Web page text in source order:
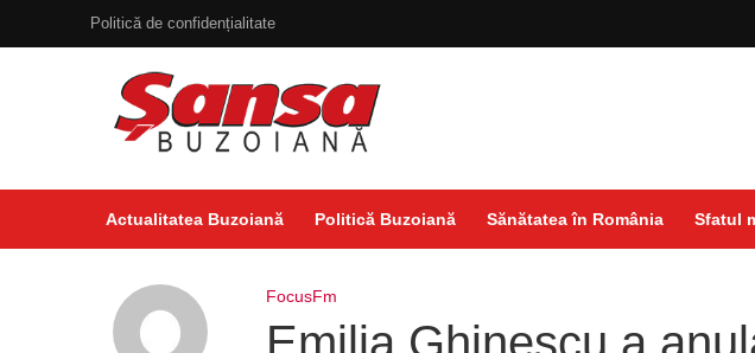
Politică de confidențialitate
Actualitatea Buzoiană Politică Buzoiană Sănătatea în România Sfatul
FocusFm
Emilia Ghinescu a